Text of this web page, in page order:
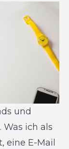
und
ich als
eine E-Mail